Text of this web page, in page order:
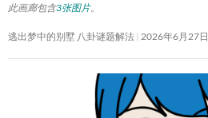
此画廊包含3张图片。
逃出梦中的别墅 八卦谜题解法 2026年6月27日